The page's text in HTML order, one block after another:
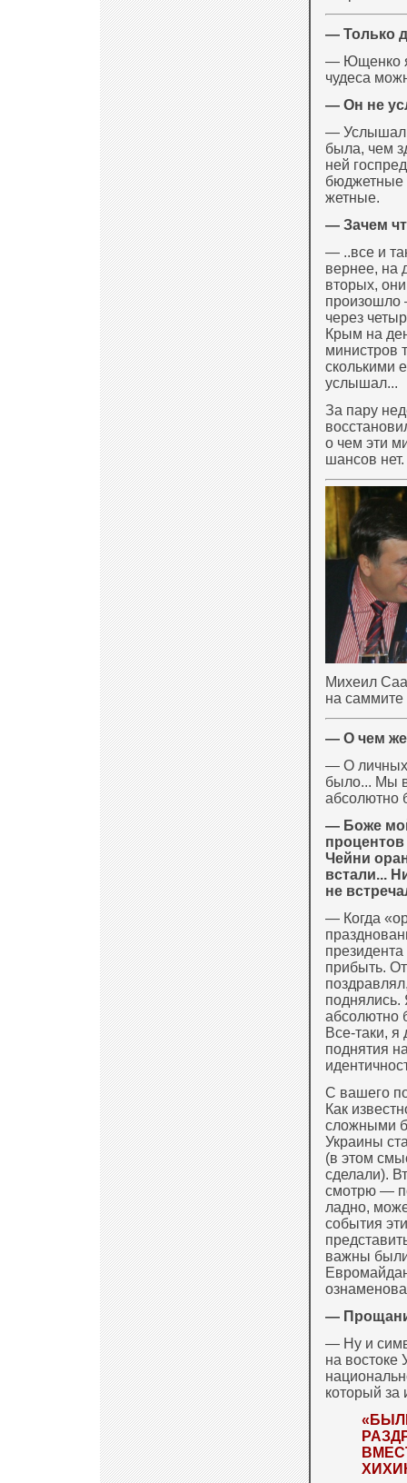
— Только
— Ющенко я
чудеса
— Он не
— Услышал,
была, чем
ней
бюджетные
жетные.
— Зачем
— ..все и
вернее, на
вторых,
произошло
через
Крым на
министров
сколькими
услышал...
За пару
о чем эти
шансов нет.
Михеил
на саммите
— О чем же
— О личных
было... Мы в
абсолютно
— Боже
Чейни
встали...
не
— Когда
прибыть.
абсолютно
Все-таки,
поднятия
С вашего
Как
сложными
Украины
(в этом
сделали).
смотрю —
ладно,
события
важны
—
— Ну и
на востоке
который за